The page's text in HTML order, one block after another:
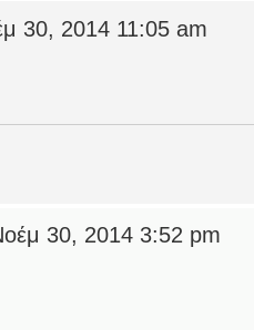
30, 2014 11:05 am
30, 2014 3:52 pm